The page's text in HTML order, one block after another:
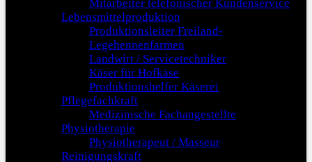
Mitarbeiter telefonischer Kundenservice
Lebensmittelproduktion
Produktionsleiter Freiland-
Legehennenfarmen
Landwirt / Servicetechniker
Käser für Hofkäse
Produktionshelfer Käserei
Pflegefachkraft
Medizinische Fachangestellte
Physiotherapie
Physiotherapeut / Masseur
Reinigungskraft